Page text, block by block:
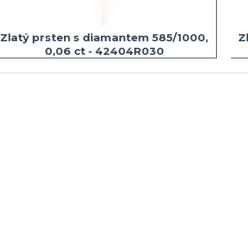
Zlatý prsten s diamantem 585/1000,
0,06 ct - 42404R030